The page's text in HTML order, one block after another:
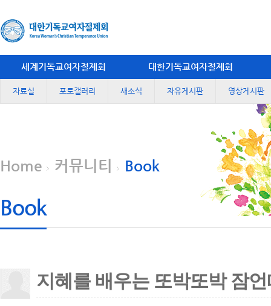
세계기독교여자절제회 대한기독교여자절제회
자료실 포토갤러리 새소식 자유게시판 영상게시판
Home 커뮤니티 Book
Book
지혜를 배우는 또박또박 잠